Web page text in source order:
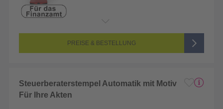
PREISE & BESTELLUNG
Steuerberaterstempel Automatik mit Motiv
Für Ihre Akten